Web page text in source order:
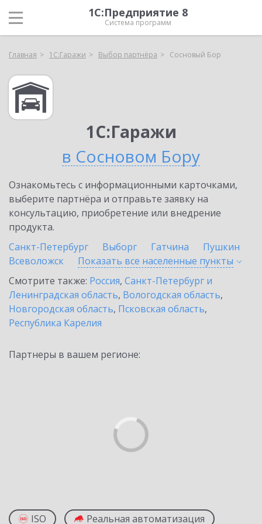
1С:Предприятие 8
Система программ
Главная 1С:Гаражи Выбор партнёра Сосновый Бор
1С:Гаражи
в Сосновом Бору
Ознакомьтесь с информационными карточками,
выберите партнёра и отправьте заявку на
консультацию, приобретение или внедрение
продукта.
Санкт-Петербург
Выборг Гатчина
Пушкин
Всеволожск
Показать все населенные пункты
Смотрите также: Россия, Санкт-Петербург и
Ленинградская область, Вологодская область,
Новгородская область, Псковская область,
Республика Карелия
Партнеры в вашем регионе:
ISO Реальная автоматизация